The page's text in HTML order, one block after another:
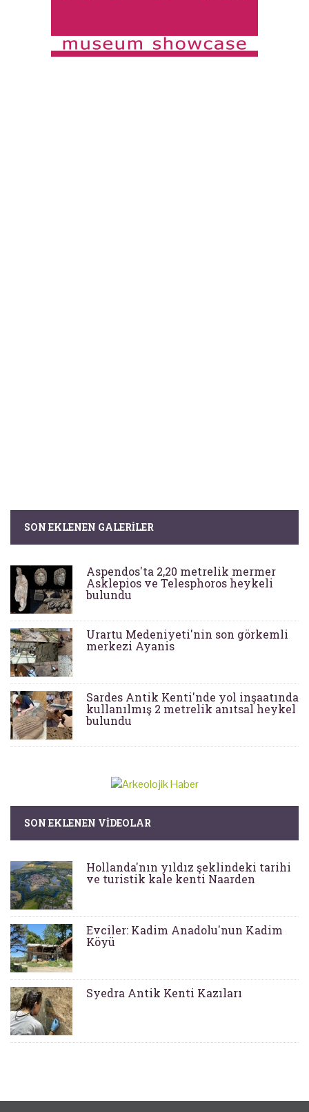
SON EKLENEN GALERILER
Aspendos'ta 2,20 metrelik mermer
Asklepios ve Telesphoros heykeli
bulundu
Urartu Medeniyeti'nin son görkemli
merkezi Ayanis
Sardes Antik Kenti'nde yol inşaatında
kullanılmış 2 metrelik anıtsal heykel
bulundu
SON EKLENEN VIDEOLAR
Hollanda'nın yıldız şeklindeki tarihi
ve turistik kale kenti Naarden
Evciler: Kadim Anadolu'nun Kadim
Köyü
Syedra Antik Kenti Kazıları